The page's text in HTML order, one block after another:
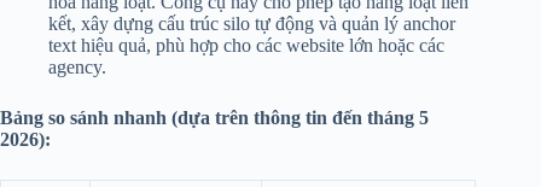
kết, xây dựng cấu trúc silo tự động và quản lý anchor
text hiệu quả, phù hợp cho các website lớn hoặc các
agency.
Bảng so sánh nhanh (dựa trên thông tin đến tháng 5
2026):